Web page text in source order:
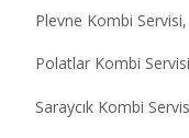
Plevne Kombi Servisi,
Polatlar Kombi
Saraycık Kombi